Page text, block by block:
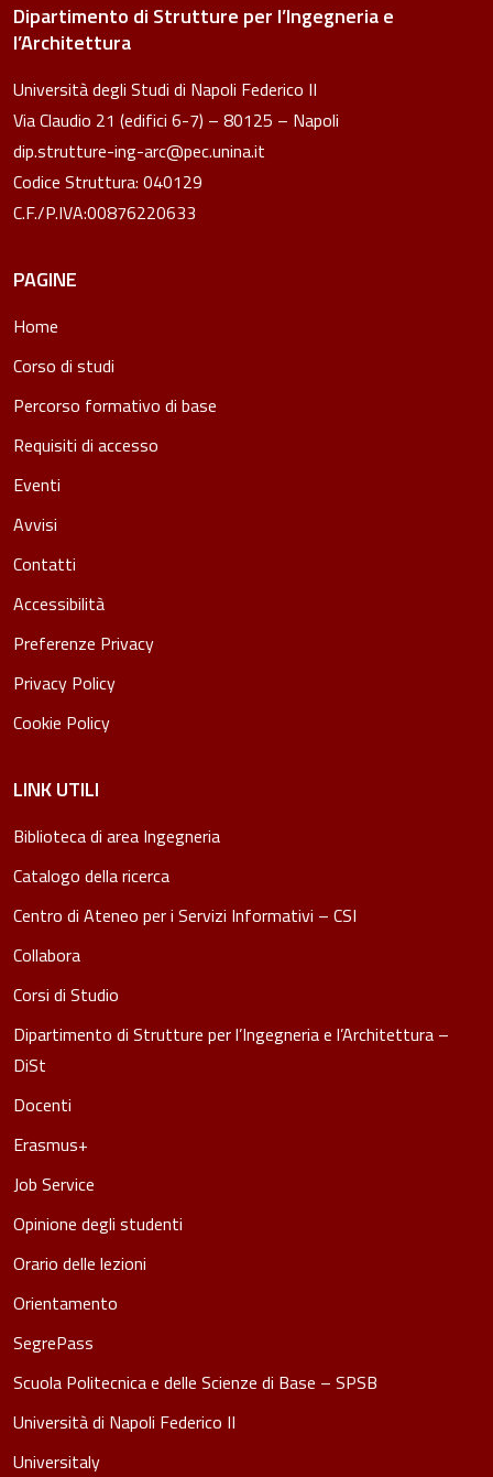
Dipartimento di Strutture per l’Ingegneria e
l’Architettura
Università degli Studi di Napoli Federico II
Via Claudio 21 (edifici 6-7) – 80125 – Napoli
dip.strutture-ing-arc@pec.unina.it
Codice Struttura: 040129
C.F./P.IVA:00876220633
PAGINE
Home
Corso di studi
Percorso formativo di base
Requisiti di accesso
Eventi
Avvisi
Contatti
Accessibilità
Preferenze Privacy
Privacy Policy
Cookie Policy
LINK UTILI
Biblioteca di area Ingegneria
Catalogo della ricerca
Centro di Ateneo per i Servizi Informativi – CSI
Collabora
Corsi di Studio
Dipartimento di Strutture per l’Ingegneria e l’Architettura –
DiSt
Docenti
Erasmus+
Job Service
Opinione degli studenti
Orario delle lezioni
Orientamento
SegrePass
Scuola Politecnica e delle Scienze di Base – SPSB
Università di Napoli Federico II
Universitaly